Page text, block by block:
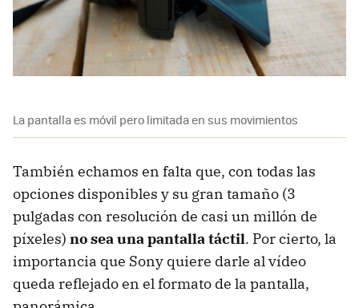
La pantalla es móvil pero limitada en sus movimientos
También echamos en falta que, con todas las
opciones disponibles y su gran tamaño (3
pulgadas con resolución de casi un millón de
píxeles) no sea una pantalla táctil. Por cierto, la
importancia que Sony quiere darle al vídeo
queda reflejado en el formato de la pantalla,